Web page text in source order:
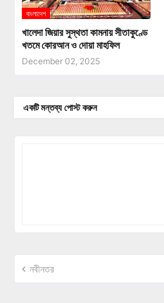
বাংলাদেশ
খালেদা জিয়ার সুস্থতা কামনায় সীতাকুণ্ডে
খতমে কোরআন ও দোয়া মাহফিল
December 02, 2025
একটি মন্তব্য পোস্ট করুন
নবীনতর